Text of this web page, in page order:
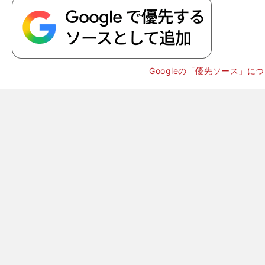
Googleの「優先ソース」に